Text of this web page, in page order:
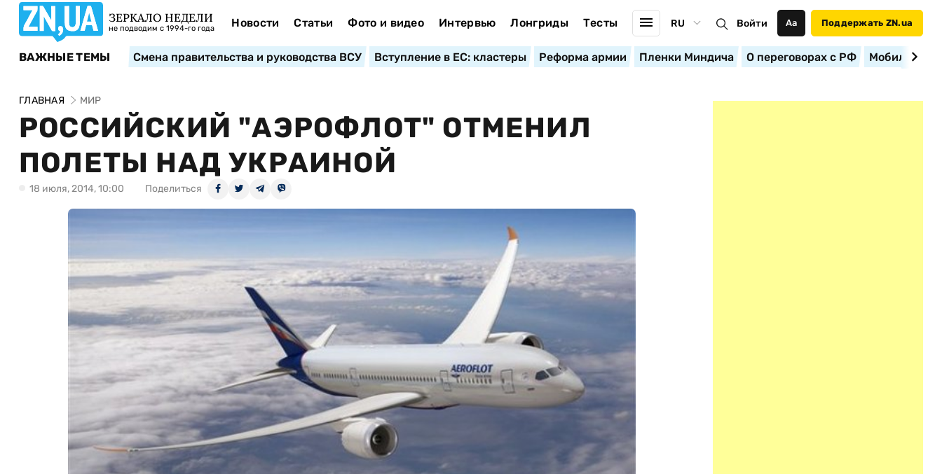
ЗЕРКАЛО НЕДЕЛИ
не подводим с 1994-го года Новости Статьи Фото и видео Интервью Лонгриды Тесты RU Войти Аа Поддержать ZN.ua
ВАЖНЫЕ ТЕМЫ Смена правительства и руководства ВСУ Вступление в ЕС: кластеры Реформа армии Пленки Миндича О переговорах с РФ
ГЛАВНАЯ МИР
РОССИЙСКИЙ "АЭРОФЛОТ" ОТМЕНИЛ
ПОЛЕТЫ НАД УКРАИНОЙ
18 июля, 2014, 10:00 Поделиться